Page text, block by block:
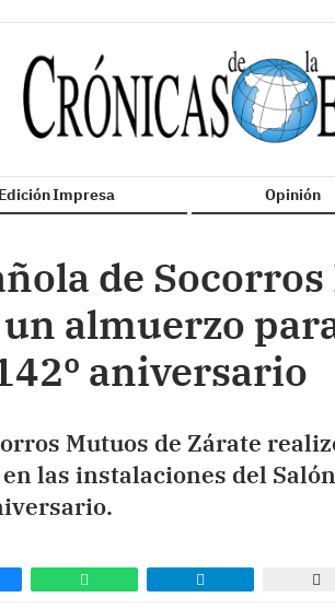
Edición Impresa Opinión
de
almuerzo
aniversario
Mutuos de Zárate
las instalaciones del